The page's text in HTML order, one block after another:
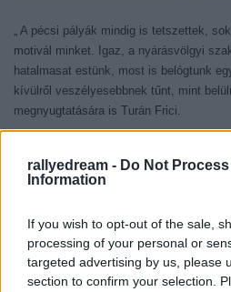
rallyedream - Do Not
Information
If you wish to opt-out of the sale,
processing of your personal or
targeted advertising by us, please
section to confirm your selection.
„ A pécsi pályák mindig is tetszettek,
motivál minket. Igaz, a nyárásvölgyi
hatalmasat estünk, most is belógtunk
kívülről veszélyesebbnek tűnt, mint
megnyugtatására is Turán Frici.